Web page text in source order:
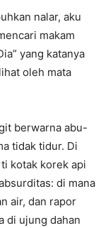
nalar, aku
makam
yang katanya
oleh mata
berwarna abu-
tidak tidur. Di
kotak korek api
di mana
air, dan rapor
di ujung dahan